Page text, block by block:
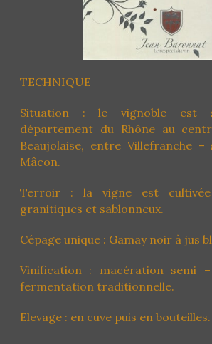
TECHNIQUE
Situation : le vignoble est
département du Rhône au
Beaujolaise, entre Villefranche
Mâcon.
Terroir : la vigne est
granitiques et sablonneux.
Cépage unique : Gamay noir à jus
Vinification : macération semi
fermentation traditionnelle.
Elevage : en cuve puis en bouteilles.